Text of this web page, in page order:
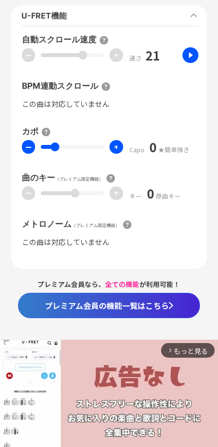
U-FRET機能
自動スクロール速度
ー + 速さ 21
BPM連動スクロール
この曲は対応していません
カポ
ー + Capo 0 ★簡単弾き
曲のキー（プレミアム限定機能）
ー + キー 0 原曲キー
メトロノーム （プレミアム限定機能）
この曲は対応していません
プレミアム会員なら、全ての機能が利用可能！
プレミアム会員の機能一覧はこちら
arrow_forward_ios もっと見る